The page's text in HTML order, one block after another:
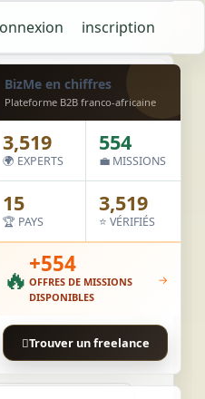
inscription
Wall
secteur de la
BizMe en chiffres
Plateforme B2B franco-africaine
3,519
🌍 EXPERTS
554
💼 MISSIONS
15
🏆 PAYS
3,519
⭐ VÉRIFIÉS
🔥+554
OFFRES DE MISSIONS
DISPONIBLES
→
Trouver un freelance